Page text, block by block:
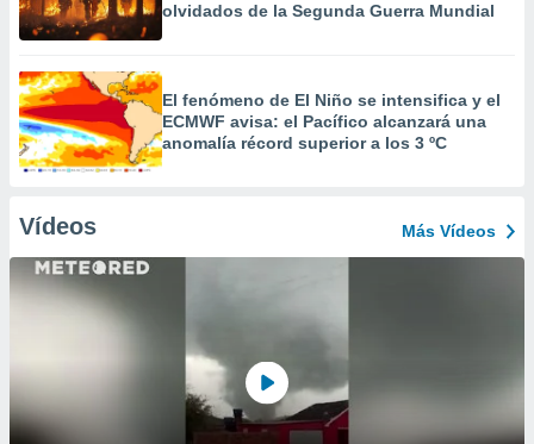
olvidados de la Segunda Guerra Mundial
El fenómeno de El Niño se intensifica y el
ECMWF avisa: el Pacífico alcanzará una
anomalía récord superior a los 3 ºC
Vídeos Más Vídeos